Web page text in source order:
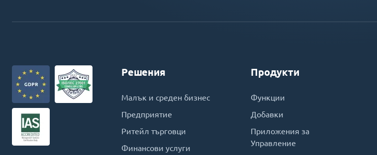
Решения
Малък и среден бизнес
Предприятие
Ритейл търговци
Финансови услуги
Продукти
Функции
Добавки
Приложения за
Управление